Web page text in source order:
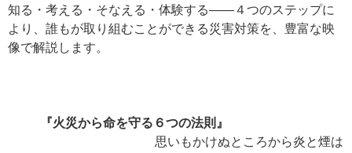
知る・考える・そなえる・体験する――４つのステップに
より、誰もが取り組むことができる災害対策を、豊富な映
像で解説します。
『火災から命を守る６つの法則』
思いもかけぬところから炎と煙は